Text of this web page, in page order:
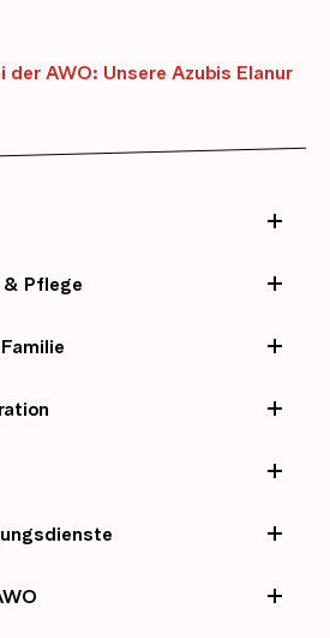
der AWO: Unsere Azubis Elanur
& Pflege